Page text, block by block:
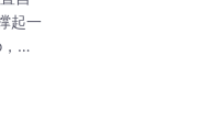
起一
并